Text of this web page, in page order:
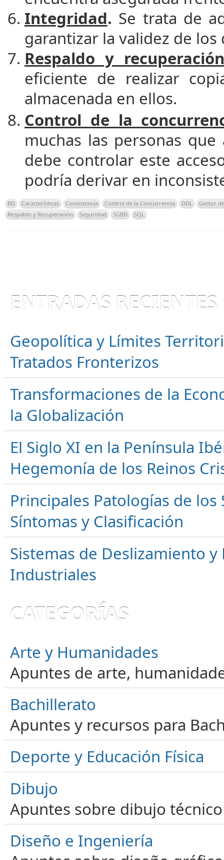
Integridad. Se trata de
garantizar la validez de
Respaldo y recuperación
eficiente de realizar
almacenada en ellos.
Control de la
muchas las personas
debe controlar este
podría derivar en
BD Características Consistencia Control de la Concurrencia DDL
Gestor
Respaldo y Recuperación
Seguridad SGBD SQL
ENTRADAS RECIENTES
Geopolítica y Límites
Tratados Fronterizos
Transformaciones de la
la Globalización
El Siglo XI en la Península
Hegemonía de los Reinos
Principales Patologías de
Síntomas y Clasificación
Sistemas de Deslizamiento
Industriales
CATEGORÍAS
Arte y Humanidades
Apuntes de arte,
Bachillerato
Apuntes y recursos para
Deporte y Educación Física
Dibujo
Apuntes sobre dibujo
Diseño e Ingeniería